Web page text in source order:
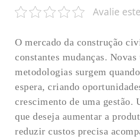
Avalie
O mercado da construção
constantes mudanças. Novas
metodologias surgem
espera, criando
crescimento de uma gestão.
que deseja aumentar a
reduzir custos precisa